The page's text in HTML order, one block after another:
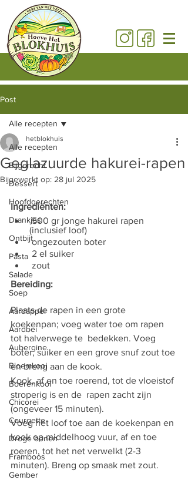
Post
Alle recepten
Bijgerecht
Dessert
Hoofdgerechten
Drankjes
Ontbijt
Pasta
Salade
Soep
Aardappel
Aardbei
Aubergine
Bloemkool
Boerenkool
Chicorei
Courgette
Droge bonen
Framboos
Gember
Alle recepten
Geglazuurde hakurei-rapen
hetblokhuis
Bijgewerkt op: 28 jul 2025
Ingrediënten:
500 gr jonge hakurei rapen
(inclusief loof)
ongezouten boter
2 el suiker
zout
Bereiding:
Plaats de rapen in een grote
koekenpan; voeg water toe om rapen
tot halverwege te  bedekken. Voeg
boter, suiker en een grove snuf zout toe
en breng aan de kook.
Kook, af en toe roerend, tot de vloeistof
stroperig is en de  rapen zacht zijn
(ongeveer 15 minuten).
Voeg het loof toe aan de koekenpan en
kook op middelhoog vuur, af en toe
roeren, tot het net verwelkt (2-3
minuten). Breng op smaak met zout.